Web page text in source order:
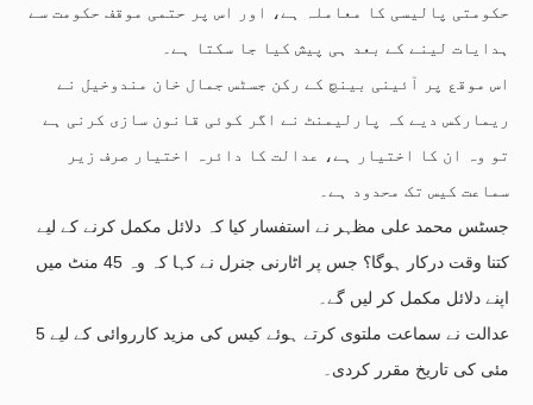
حکومتی پالیسی کا معاملہ ہے، اور اس پر حتمی موقف حکومت سے
ہدایات لینے کے بعد ہی پیش کیا جا سکتا ہے۔
اس موقع پر آئینی بینچ کے رکن جسٹس جمال خان مندوخیل نے
ریمارکس دیے کہ پارلیمنٹ نے اگر کوئی قانون سازی کرنی ہے
تو وہ ان کا اختیار ہے، عدالت کا دائرہ اختیار صرف زیر
سماعت کیس تک محدود ہے۔
جسٹس محمد علی مظہر نے استفسار کیا کہ دلائل مکمل کرنے کے لیے
کتنا وقت درکار ہوگا؟ جس پر اٹارنی جنرل نے کہا کہ وہ 45 منٹ میں
اپنے دلائل مکمل کر لیں گے۔
عدالت نے سماعت ملتوی کرتے ہوئے کیس کی مزید کارروائی کے لیے 5
مئی کی تاریخ مقرر کردی۔